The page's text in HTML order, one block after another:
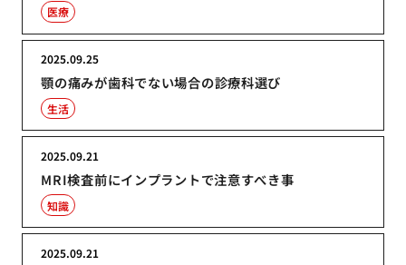
医療
顎の痛みが歯科でない場合の診療科選び
2025.09.25
生活
MRI検査前にインプラントで注意すべき事
2025.09.21
知識
2025.09.21